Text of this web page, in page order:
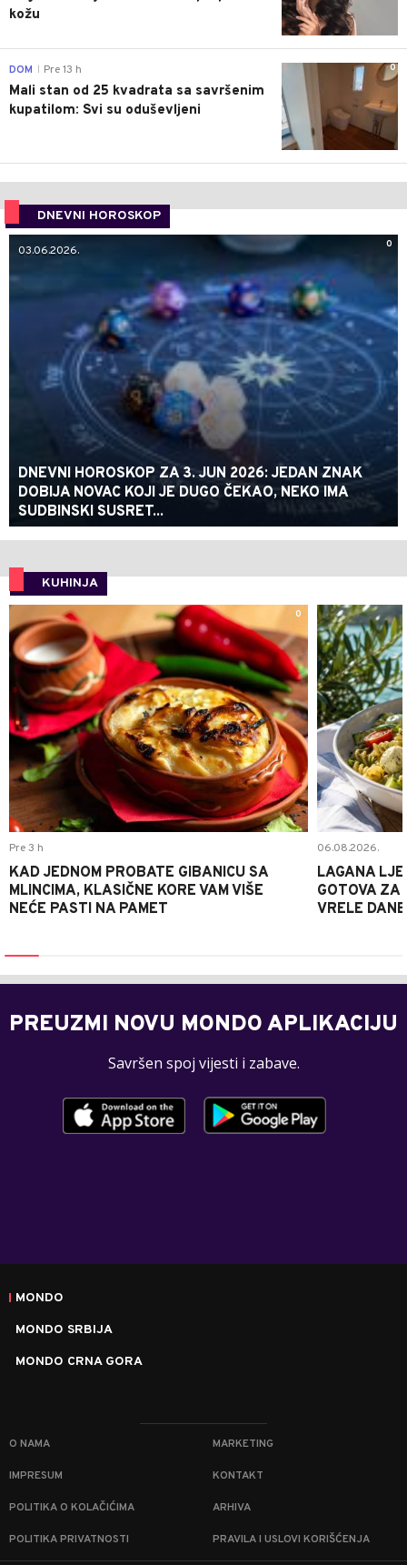
kožu
0
DOM Pre 13 h
Mali stan od 25 kvadrata sa savršenim
kupatilom: Svi su oduševljeni
DNEVNI HOROSKOP
0
03.06.2026.
DNEVNI HOROSKOP ZA 3. JUN 2026: JEDAN ZNAK
DOBIJA NOVAC KOJI JE DUGO ČEKAO, NEKO IMA
SUDBINSKI SUSRET...
KUHINJA
0
Pre 3 h
KAD JEDNOM PROBATE GIBANICU SA
MLINCIMA, KLASIČNE KORE VAM VIŠE
NEĆE PASTI NA PAMET
06.08.2026.
LAGANA
GOTOVA ZA
VRELE DANE
PREUZMI NOVU MONDO APLIKACIJU
Savršen spoj vijesti i zabave.
MONDO
MONDO SRBIJA
MONDO CRNA GORA
O NAMA MARKETING
IMPRESUM KONTAKT
POLITIKA O KOLAČIĆIMA ARHIVA
POLITIKA PRIVATNOSTI PRAVILA I USLOVI KORIŠĆENJA